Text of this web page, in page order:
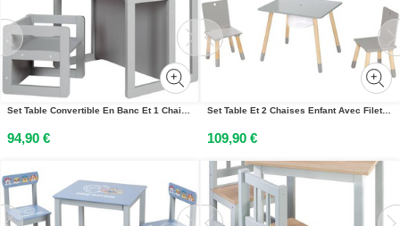
Set Table Convertible En Banc Et 1 Chaise Évolutive Gris
94,90 €
Set Table Et 2 Chaises Enfant Avec Filet De Rangement Gris Et Naturel
109,90 €